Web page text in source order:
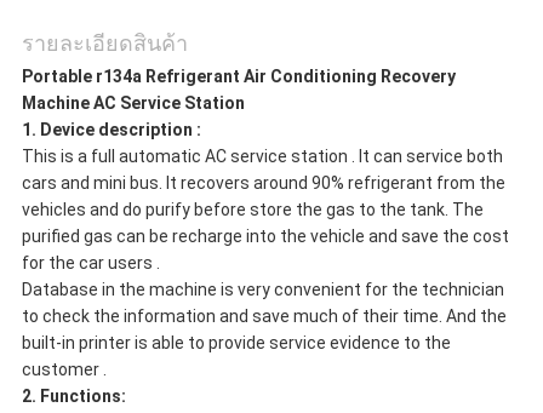
รายละเอียดสินค้า
Portable r134a Refrigerant Air Conditioning Recovery
Machine AC Service Station
1. Device description :
This is a full automatic AC service station . It can service both
cars and mini bus. It recovers around 90% refrigerant from the
vehicles and do purify before store the gas to the tank. The
purified gas can be recharge into the vehicle and save the cost
for the car users .
Database in the machine is very convenient for the technician
to check the information and save much of their time. And the
built-in printer is able to provide service evidence to the
customer .
2. Functions: